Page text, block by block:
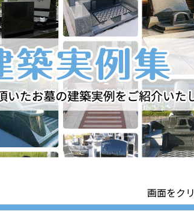
画面をク